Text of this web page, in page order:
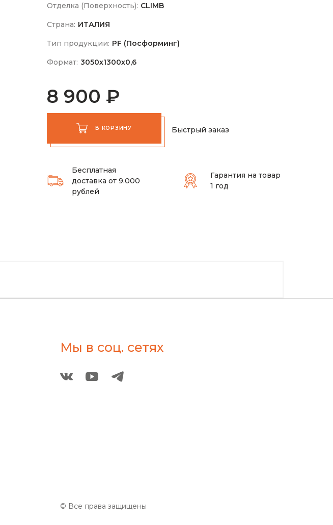
Отделка (Поверхность): CLIMB
Страна: ИТАЛИЯ
Тип продукции: PF (Посформинг)
Формат: 3050х1300х0,6
8 900 ₽
В КОРЗИНУ Быстрый заказ
Бесплатная
доставка от 9.000
рублей
Гарантия на товар
1 год
Мы в соц. сетях
© Все права защищены